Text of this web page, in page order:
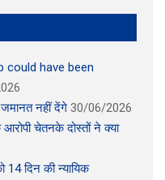
could have been
नहीं देंगे 30/06/2026
चेतनके दोस्तों ने क्या
दिन की न्यायिक